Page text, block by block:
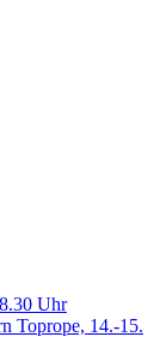
Uhr
Toprope, 14.-15.